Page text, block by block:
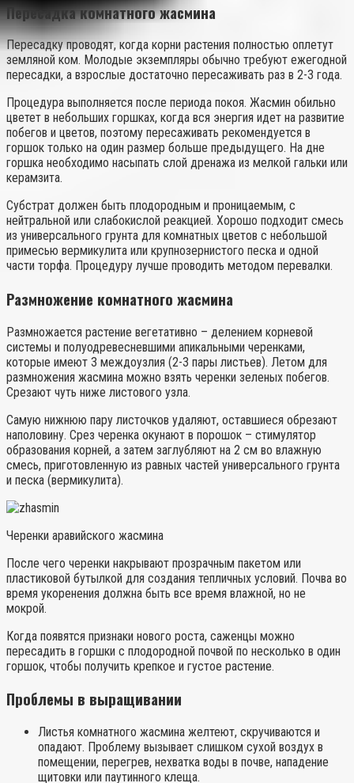
Пересадка комнатного жасмина
Пересадку проводят, когда корни растения полностью оплетут
земляной ком. Молодые экземпляры обычно требуют ежегодной
пересадки, а взрослые достаточно пересаживать раз в 2-3 года.
Процедура выполняется после периода покоя. Жасмин обильно
цветет в небольших горшках, когда вся энергия идет на развитие
побегов и цветов, поэтому пересаживать рекомендуется в
горшок только на один размер больше предыдущего. На дне
горшка необходимо насыпать слой дренажа из мелкой гальки или
керамзита.
Субстрат должен быть плодородным и проницаемым, с
нейтральной или слабокислой реакцией. Хорошо подходит смесь
из универсального грунта для комнатных цветов с небольшой
примесью вермикулита или крупнозернистого песка и одной
части торфа. Процедуру лучше проводить методом перевалки.
Размножение комнатного жасмина
Размножается растение вегетативно – делением корневой
системы и полуодревесневшими апикальными черенками,
которые имеют 3 междоузлия (2-3 пары листьев). Летом для
размножения жасмина можно взять черенки зеленых побегов.
Срезают чуть ниже листового узла.
Самую нижнюю пару листочков удаляют, оставшиеся обрезают
наполовину. Срез черенка окунают в порошок – стимулятор
образования корней, а затем заглубляют на 2 см во влажную
смесь, приготовленную из равных частей универсального грунта
и песка (вермикулита).
Черенки аравийского жасмина
После чего черенки накрывают прозрачным пакетом или
пластиковой бутылкой для создания тепличных условий. Почва во
время укоренения должна быть все время влажной, но не
мокрой.
Когда появятся признаки нового роста, саженцы можно
пересадить в горшки с плодородной почвой по несколько в один
горшок, чтобы получить крепкое и густое растение.
Проблемы в выращивании
Листья комнатного жасмина желтеют, скручиваются и
опадают. Проблему вызывает слишком сухой воздух в
помещении, перегрев, нехватка воды в почве, нападение
щитовки или паутинного клеща.